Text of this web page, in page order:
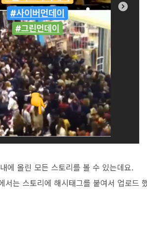
에 올린 모든 스토리를 볼 수 있는데요.
서는 스토리에 해시태그를 붙여서 업로드